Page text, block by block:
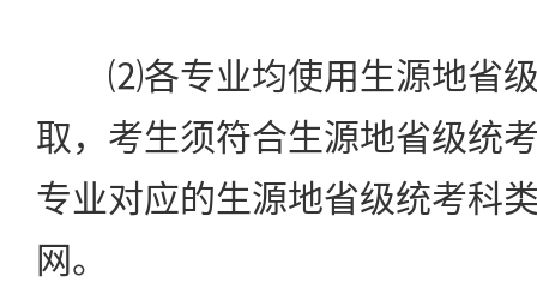
⑵各专业均使用生源地省级
取，考生须符合生源地省级统
专业对应的生源地省级统考科
网。